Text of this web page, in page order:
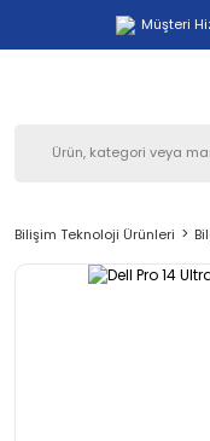
Müşteri
Bilişim Teknoloji Ürünleri